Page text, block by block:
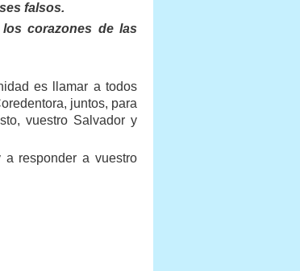
falsos.
corazones de las
es llamar a todos
juntos, para
vuestro Salvador y
responder a vuestro